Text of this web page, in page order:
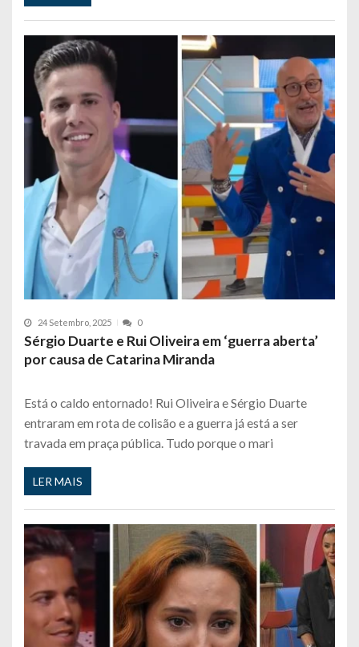
24 Setembro, 2025 0
Sérgio Duarte e Rui Oliveira em ‘guerra aberta’
por causa de Catarina Miranda
Está o caldo entornado! Rui Oliveira e Sérgio Duarte
entraram em rota de colisão e a guerra já está a ser
travada em praça pública. Tudo porque o mari
LER MAIS